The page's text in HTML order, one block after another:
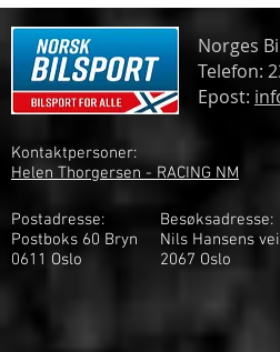
Norges
Telefon:
Epost:
Postadresse:
Postboks 60 Bryn
0611 Oslo
Besøksadresse:
Nils Hansens vei
2067 Oslo
Kontaktpersoner:
Helen Thorgersen - RACING NM